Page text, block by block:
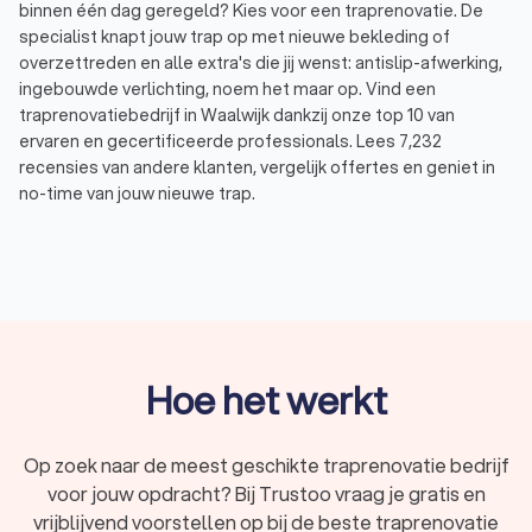
binnen één dag geregeld? Kies voor een traprenovatie. De
specialist knapt jouw trap op met nieuwe bekleding of
overzettreden en alle extra's die jij wenst: antislip-afwerking,
ingebouwde verlichting, noem het maar op. Vind een
traprenovatiebedrijf in Waalwijk dankzij onze top 10 van
ervaren en gecertificeerde professionals. Lees 7,232
recensies van andere klanten, vergelijk offertes en geniet in
no-time van jouw nieuwe trap.
€ 1.500,- tot € 3.000,-
Ruime keuze uitverschillende materialen
Overweeg extra's zoalsinbouwverlichting, extra
geluidsdempingofantislipneuzen.
Hoe het werkt
Op zoek naar de meest geschikte traprenovatie bedrijf
voor jouw opdracht? Bij Trustoo vraag je gratis en
vrijblijvend voorstellen op bij de beste traprenovatie